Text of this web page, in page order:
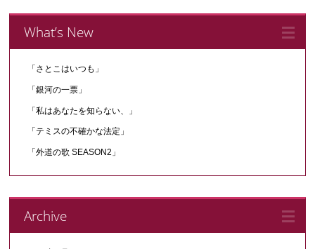
What’s New
「さとこはいつも」
「銀河の一票」
「私はあなたを知らない、」
「テミスの不確かな法定」
「外道の歌 SEASON2」
Archive